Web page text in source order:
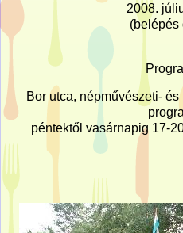
2008.
(belépés
Bor utca, népművészeti-
péntektől vasárnapig 17-